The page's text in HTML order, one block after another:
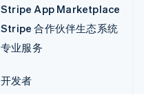
Stripe App Marketplace
Stripe 合作伙伴生态系统
专业服务
开发者